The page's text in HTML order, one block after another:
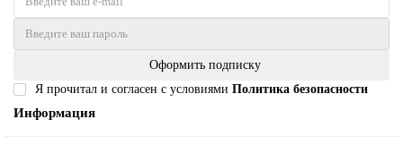
Оформить подписку
Я прочитал и согласен с условиями Политика безопасности
Информация